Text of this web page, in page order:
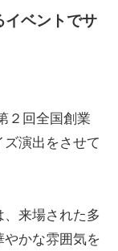
イベントでサ
２回全国創業
演出をさせて
来場された多
かな雰囲気を